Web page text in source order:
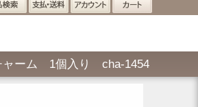
ャーム 1個入り cha-1454